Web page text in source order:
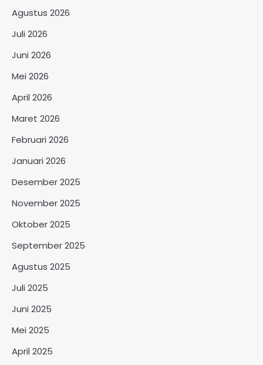
Agustus 2026
Juli 2026
Juni 2026
Mei 2026
April 2026
Maret 2026
Februari 2026
Januari 2026
Desember 2025
November 2025
Oktober 2025
September 2025
Agustus 2025
Juli 2025
Juni 2025
Mei 2025
April 2025